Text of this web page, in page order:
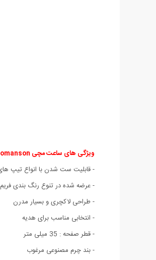
ویژگی های ساعت مچی Romanson مدل Wegant :
- قابلیت ست شدن با انواع تیپ
- عرضه شده در تنوع رنگ بندی
- طراحی لاکچری و بسیار مدرن
- انتخابی مناسب برای هدیه
- قطر صفحه : 35 میلی متر
- بند چرم مصنوعی مرغوب